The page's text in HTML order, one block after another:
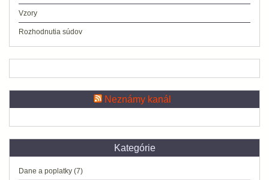
Vzory
Rozhodnutia súdov
Neznámy kanál
Kategórie
Dane a poplatky (7)